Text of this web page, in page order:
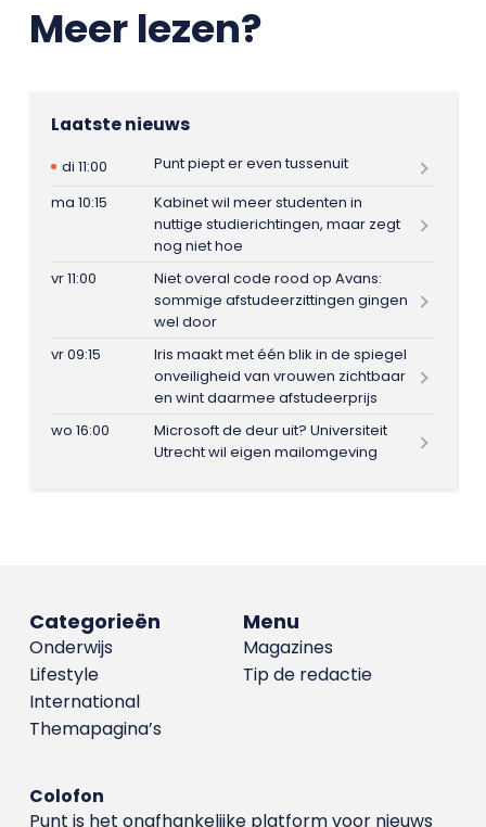
Meer lezen?
Laatste nieuws
di 11:00
Punt piept er even tussenuit
ma 10:15
Kabinet wil meer studenten in
nuttige studierichtingen, maar zegt
nog niet hoe
vr 11:00
Niet overal code rood op Avans:
sommige afstudeerzittingen gingen
wel door
vr 09:15
Iris maakt met één blik in de spiegel
onveiligheid van vrouwen zichtbaar
en wint daarmee afstudeerprijs
wo 16:00
Microsoft de deur uit? Universiteit
Utrecht wil eigen mailomgeving
Menu
Magazines
Tip de redactie
Categorieën
Onderwijs
Lifestyle
International
Themapagina’s
Colofon
Punt is het onafhankelijke platform voor nieuws